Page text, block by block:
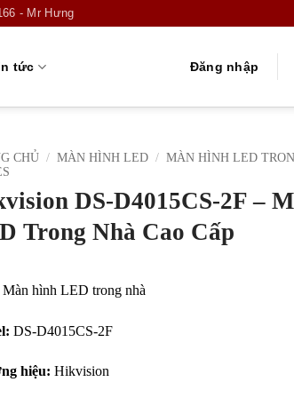
- Mr Hưng
tức Đăng nhập
CHỦ / MÀN HÌNH LED / MÀN HÌNH LED
DS-D4015CS-2F –
Trong Nhà Cao Cấp
Màn hình LED trong nhà
DS-D4015CS-2F
hiệu: Hikvision